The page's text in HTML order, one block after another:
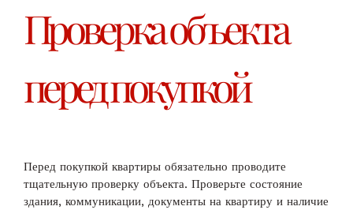
Проверка объекта
перед покупкой
Перед покупкой квартиры обязательно проводите
тщательную проверку объекта. Проверьте состояние
здания, коммуникации, документы на квартиру и наличие